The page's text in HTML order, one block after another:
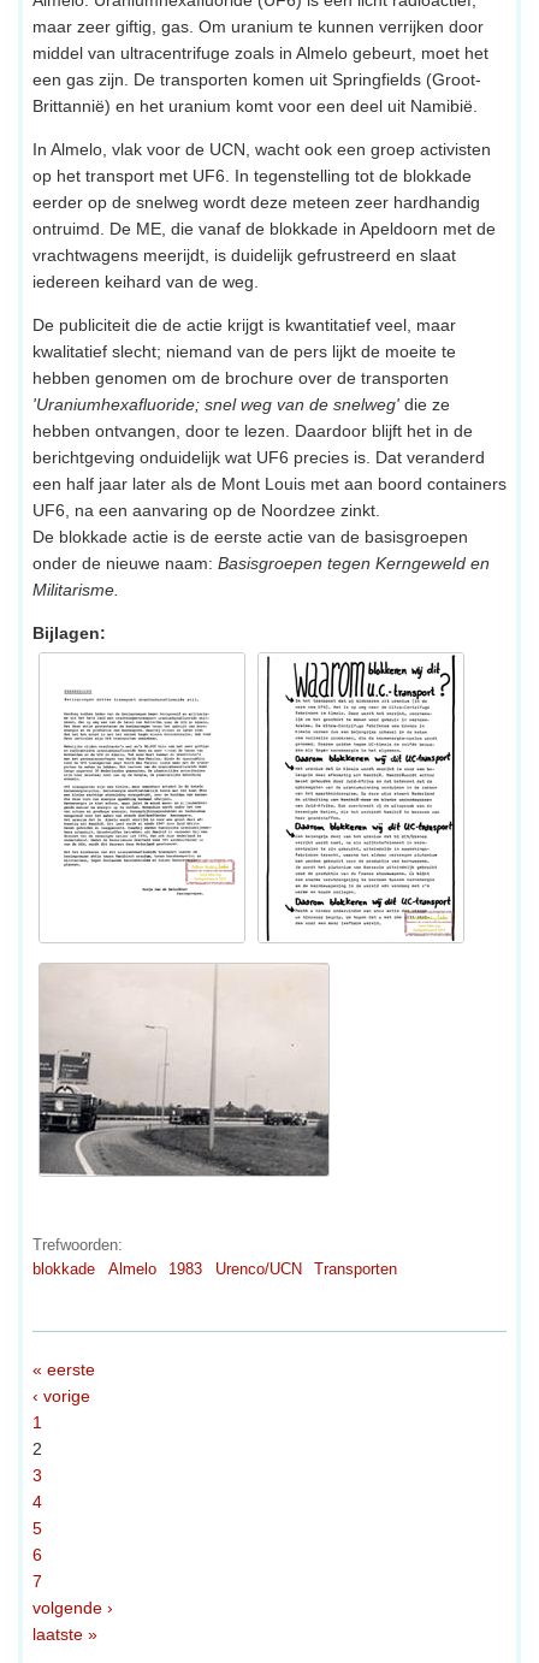
maar zeer giftig, gas. Om uranium te kunnen verrijken door
middel van ultracentrifuge zoals in Almelo gebeurt, moet het
een gas zijn. De transporten komen uit Springfields (Groot-
Brittannië) en het uranium komt voor een deel uit Namibië.
In Almelo, vlak voor de UCN, wacht ook een groep activisten
op het transport met UF6. In tegenstelling tot de blokkade
eerder op de snelweg wordt deze meteen zeer hardhandig
ontruimd. De ME, die vanaf de blokkade in Apeldoorn met de
vrachtwagens meerijdt, is duidelijk gefrustreerd en slaat
iedereen keihard van de weg.
De publiciteit die de actie krijgt is kwantitatief veel, maar
kwalitatief slecht; niemand van de pers lijkt de moeite te
hebben genomen om de brochure over de transporten
'Uraniumhexafluoride; snel weg van de snelweg' die ze
hebben ontvangen, door te lezen. Daardoor blijft het in de
berichtgeving onduidelijk wat UF6 precies is. Dat veranderd
een half jaar later als de Mont Louis met aan boord containers
UF6, na een aanvaring op de Noordzee zinkt.
De blokkade actie is de eerste actie van de basisgroepen
onder de nieuwe naam: Basisgroepen tegen Kerngeweld en
Militarisme.
Bijlagen:
Trefwoorden:
blokkade
Almelo 1983 Urenco/UCN Transporten
« eerste
‹ vorige
1
2
3
4
5
6
7
volgende ›
laatste »